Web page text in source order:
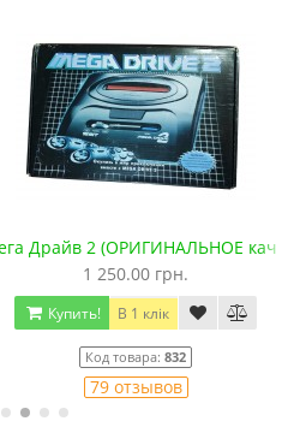
качество!)
В 1 клік